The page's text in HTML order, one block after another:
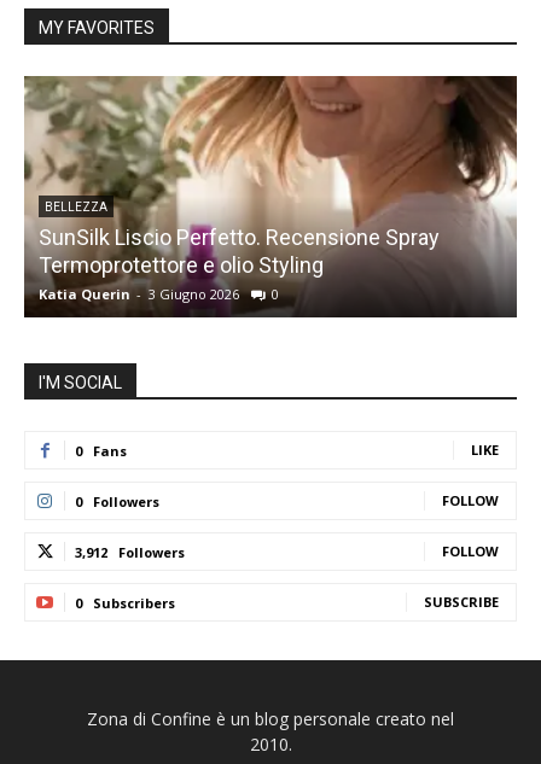
MY FAVORITES
BELLEZZA
SunSilk Liscio Perfetto. Recensione Spray
Termoprotettore e olio Styling
Katia Querin - 3 Giugno 2026 0
I'M SOCIAL
0 Fans LIKE
0 Followers FOLLOW
3,912 Followers FOLLOW
0 Subscribers SUBSCRIBE
Zona di Confine è un blog personale creato nel
2010.